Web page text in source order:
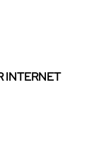
INTERNET